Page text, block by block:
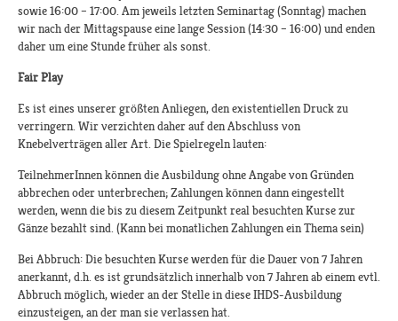
sowie 16:00 – 17:00. Am jeweils letzten Seminartag (Sonntag) machen
wir nach der Mittagspause eine lange Session (14:30 – 16:00) und enden
daher um eine Stunde früher als sonst.
Fair Play
Es ist eines unserer größten Anliegen, den existentiellen Druck zu
verringern. Wir verzichten daher auf den Abschluss von
Knebelverträgen aller Art. Die Spielregeln lauten:
TeilnehmerInnen können die Ausbildung ohne Angabe von Gründen
abbrechen oder unterbrechen; Zahlungen können dann eingestellt
werden, wenn die bis zu diesem Zeitpunkt real besuchten Kurse zur
Gänze bezahlt sind. (Kann bei monatlichen Zahlungen ein Thema sein)
Bei Abbruch: Die besuchten Kurse werden für die Dauer von 7 Jahren
anerkannt, d.h. es ist grundsätzlich innerhalb von 7 Jahren ab einem evtl.
Abbruch möglich, wieder an der Stelle in diese IHDS-Ausbildung
einzusteigen, an der man sie verlassen hat.